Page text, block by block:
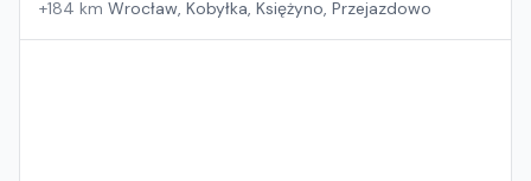
+184 km Wrocław, Kobyłka, Księżyno, Przejazdowo